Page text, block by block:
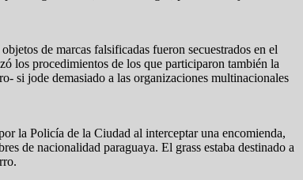
de marcas falsificadas fueron secuestrados en el
los procedimientos de los que participaron también la
si jode demasiado a las organizaciones multinacionales
la Policía de la Ciudad al interceptar una encomienda,
de nacionalidad paraguaya. El grass estaba destinado a